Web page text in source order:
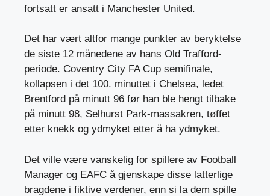
fortsatt er ansatt i Manchester United.
Det har vært altfor mange punkter av beryktelse
de siste 12 månedene av hans Old Trafford-
periode. Coventry City FA Cup semifinale,
kollapsen i det 100. minuttet i Chelsea, ledet
Brentford på minutt 96 før han ble hengt tilbake
på minutt 98, Selhurst Park-massakren, tøffet
etter knekk og ydmyket etter å ha ydmyket.
Det ville være vanskelig for spillere av Football
Manager og EAFC å gjenskape disse latterlige
bragdene i fiktive verdener, enn si la dem spille